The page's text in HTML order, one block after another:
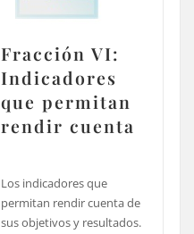
Fracción VI:
Indicadores
que permitan
rendir cuenta
Los indicadores que
permitan rendir cuenta de
sus objetivos y resultados.